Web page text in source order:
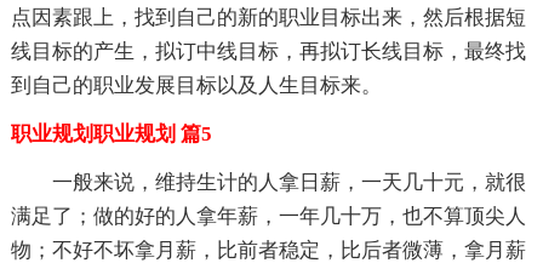
点因素跟上，找到自己的新的职业目标出来，然后根据短
线目标的产生，拟订中线目标，再拟订长线目标，最终找
到自己的职业发展目标以及人生目标来。
职业规划职业规划 篇5
一般来说，维持生计的人拿日薪，一天几十元，就很
满足了；做的好的人拿年薪，一年几十万，也不算顶尖人
物；不好不坏拿月薪，比前者稳定，比后者微薄，拿月薪